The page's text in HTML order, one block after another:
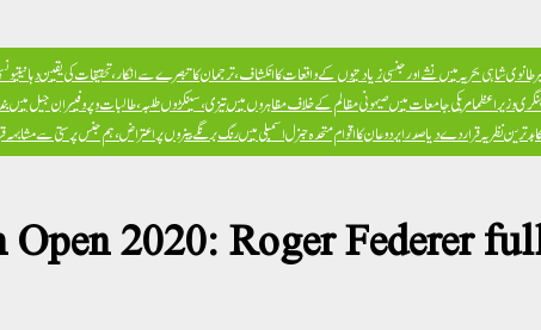
برطانوی شاہی بحریہ میں نشے اور جنسی زیادتیوں کے واقعات کا انکشاف، ترجمان کا تبصرے سے انکار، تحقیقات کی یقین دہانی
وزیراعظمامریکی جامعات میں صیہونی مظالم کے خلاف مظاہروں میں تیزی، سینکڑوں طلبہ، طالبات و پروفیسران جیل میں
نظریہ قرار دے دیاصدر ایردوعان کا اقوام متحدہ جنرل اسمبلی میں رنگ برنگے بینروں پر اعتراض، ہم جنس پرستی سے
2020: Roger Federer